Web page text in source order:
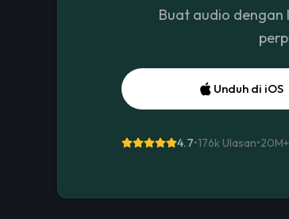
Buat audio dengan
Unduh di iOS
4.7•176k Ulasan•20M+